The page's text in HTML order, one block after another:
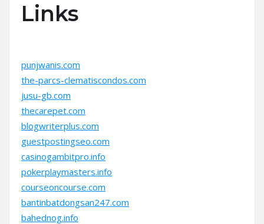
Links
punjwanis.com
the-parcs-clematiscondos.com
jusu-gb.com
thecarepet.com
blogwriterplus.com
guestpostingseo.com
casinogambitpro.info
pokerplaymasters.info
courseoncourse.com
bantinbatdongsan247.com
bahednog.info